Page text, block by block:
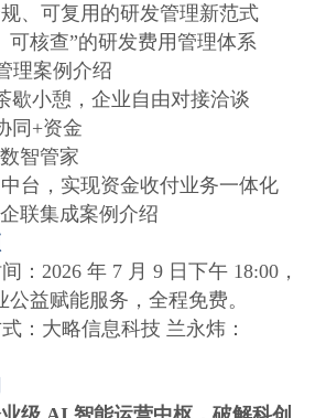
、可复用的研发管理新范式
可核查”的研发费用管理体系
理案例介绍
歇小憩，企业自由对接洽谈
同+资金
智管家
台，实现资金收付业务一体化
联集成案例介绍
：2026 年 7 月 9 日下午 18:00，
益赋能服务，全程免费。
：大略信息科技 兰永炜：